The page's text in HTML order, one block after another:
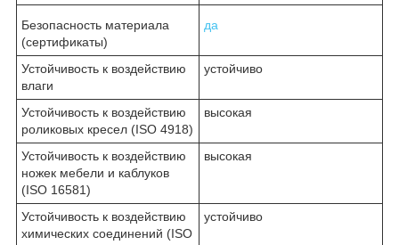
Безопасность материала
(сертификаты)
да
Устойчивость к воздействию
влаги
устойчиво
Устойчивость к воздействию
роликовых кресел (ISO 4918)
высокая
Устойчивость к воздействию
ножек мебели и каблуков
(ISO 16581)
высокая
Устойчивость к воздействию
химических соединений (ISO
устойчиво